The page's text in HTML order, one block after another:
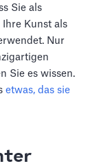
Sie als
Kunst als
Nur
Sie es wissen.
etwas, das sie